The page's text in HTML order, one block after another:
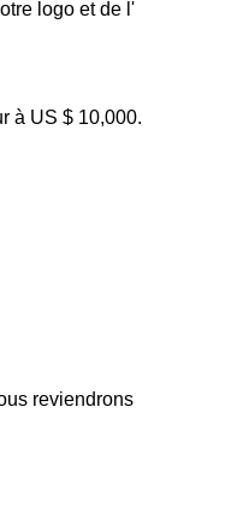
logo et de l'
à US $ 10,000.
reviendrons